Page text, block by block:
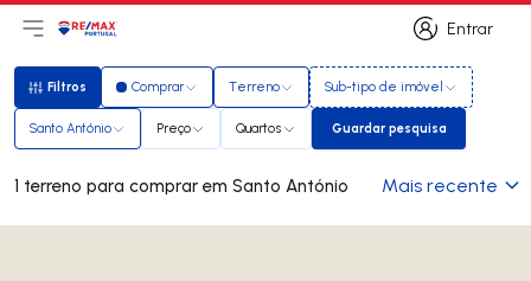
Entrar
Entrar
Abri menu principal
LogoIr para página inicial
Filtros
Filtros Comprar Terreno Sub-tipo de imóvel
Santo António Preço Quartos Guardar pesquisa
Guardar pesquisa
1 terreno para comprar em Santo António Mais recente